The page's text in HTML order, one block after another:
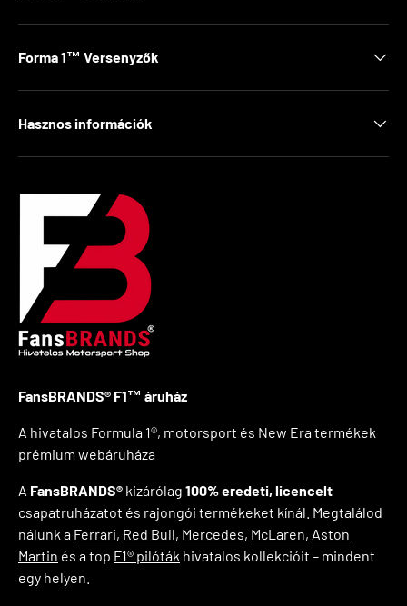
Forma 1™ Versenyzők
Hasznos információk
FansBRANDS® F1™ áruház
A hivatalos Formula 1®, motorsport és New Era termékek
prémium webáruháza
A FansBRANDS® kizárólag 100% eredeti, licencelt
csapatruházatot és rajongói termékeket kínál. Megtalálod
nálunk a Ferrari, Red Bull, Mercedes, McLaren, Aston
Martin és a top F1® pilóták hivatalos kollekcióit – mindent
egy helyen.